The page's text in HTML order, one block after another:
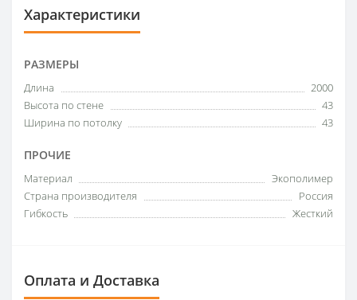
Характеристики
РАЗМЕРЫ
Длина
2000
Высота по стене
43
Ширина по потолку
43
ПРОЧИЕ
Материал
Экополимер
Страна производителя
Россия
Гибкость
Жесткий
Оплата и Доставка